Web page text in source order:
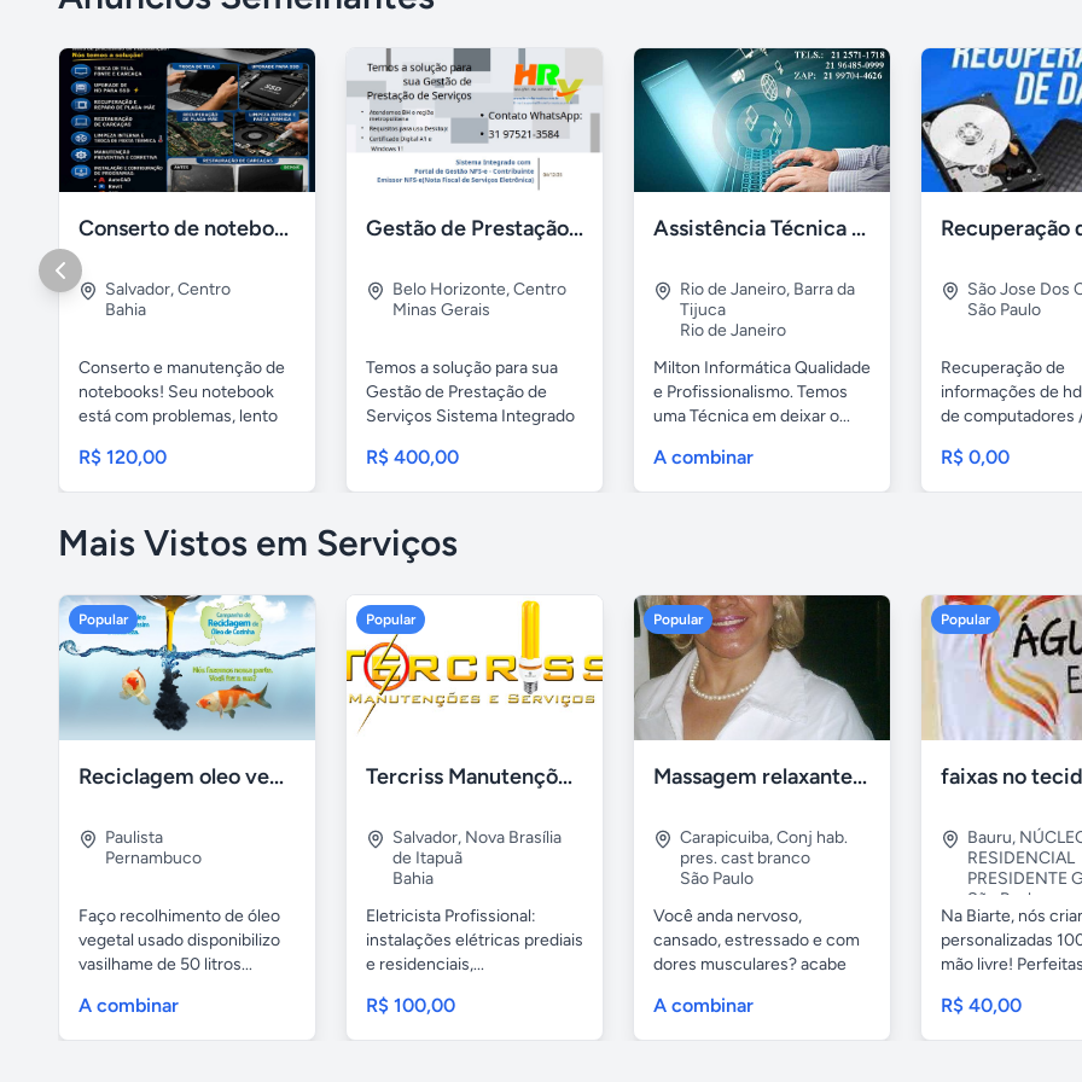
Conserto de notebook manutenção e prevenção
Salvador,Centro
Bahia
Conserto e manutenção de
notebooks! Seu notebook
está com problemas, lento
R$ 120,00
Gestão de Prestação de Serviços NFS-e Emissor Nacional
Belo Horizonte,Centro
Minas Gerais
Temos a solução para sua
Gestão de Prestação de
Serviços Sistema Integrado
R$ 400,00
Assistência Técnica Informática Imediata Barra da Tijuca
Rio de Janeiro, Barra da
Tijuca
Rio de Janeiro
Milton Informática Qualidade
e Profissionalismo. Temos
uma Técnica em deixar o...
A combinar
São Jose Dos
São Paulo
Recuperação de
informações de
de computadores
R$ 0,00
Mais Vistos em Serviços
Popular
Reciclagem oleo vegetal
Paulista
Pernambuco
Faço recolhimento de óleo
vegetal usado disponibilizo
vasilhame de 50 litros...
A combinar
Popular
Tercriss Manutenções e Serviços
Salvador, Nova Brasília
de Itapuã
Bahia
Eletricista Profissional:
instalações elétricas prediais
e residenciais,...
R$ 100,00
Popular
Massagem relaxante- terapeutica e depilação
Carapicuiba,Conj hab.
pres. cast branco
São Paulo
Você anda nervoso,
cansado, estressado e com
dores musculares? acabe
A combinar
Popular
Bauru,
RESIDENCIAL
PRESIDENTE
São Paulo
Na Biarte, nós
personalizadas
mão livre!
R$ 40,00